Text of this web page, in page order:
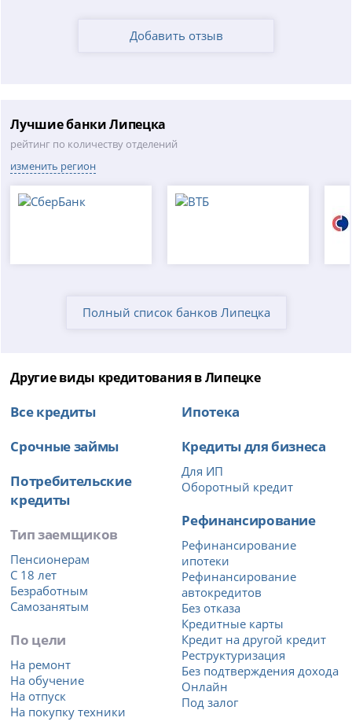
Добавить отзыв
Лучшие банки Липецка
рейтинг по количеству отделений
изменить регион
Полный список банков Липецка
Другие виды кредитования в Липецке
Все кредиты
Срочные займы
Потребительские
кредиты
Тип заемщиков
Пенсионерам
С 18 лет
Безработным
Самозанятым
По цели
На ремонт
На обучение
На отпуск
На покупку техники
Ипотека
Кредиты для бизнеса
Для ИП
Оборотный кредит
Рефинансирование
Рефинансирование
ипотеки
Рефинансирование
автокредитов
Без отказа
Кредитные карты
Кредит на другой кредит
Реструктуризация
Без подтверждения дохода
Онлайн
Под залог